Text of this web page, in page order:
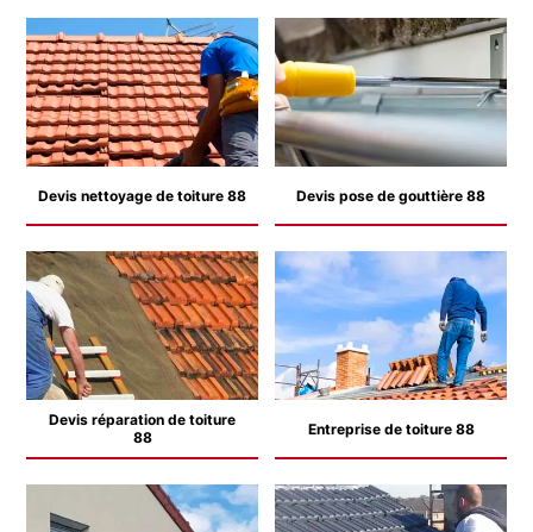
Devis nettoyage de toiture 88 Devis pose de gouttière 88
Devis réparation de toiture
88
Entreprise de toiture 88